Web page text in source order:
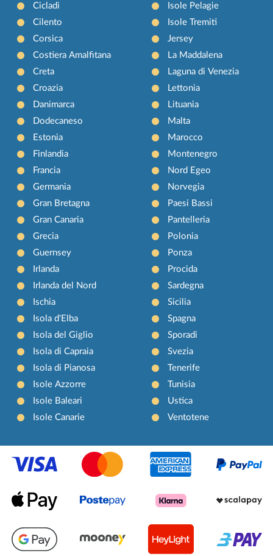
Cicladi
Cilento
Corsica
Costiera Amalfitana
Creta
Croazia
Danimarca
Dodecaneso
Estonia
Finlandia
Francia
Germania
Gran Bretagna
Gran Canaria
Grecia
Guernsey
Irlanda
Irlanda del Nord
Ischia
Isola d'Elba
Isola del Giglio
Isola di Capraia
Isola di Pianosa
Isole Azzorre
Isole Baleari
Isole Canarie
Isole Pelagie
Isole Tremiti
Jersey
La Maddalena
Laguna di Venezia
Lettonia
Lituania
Malta
Marocco
Montenegro
Nord Egeo
Norvegia
Paesi Bassi
Pantelleria
Polonia
Ponza
Procida
Sardegna
Sicilia
Spagna
Sporadi
Svezia
Tenerife
Tunisia
Ustica
Ventotene